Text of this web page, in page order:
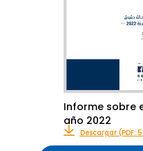
Informe sobre
año 2022
Descargar (PDF: